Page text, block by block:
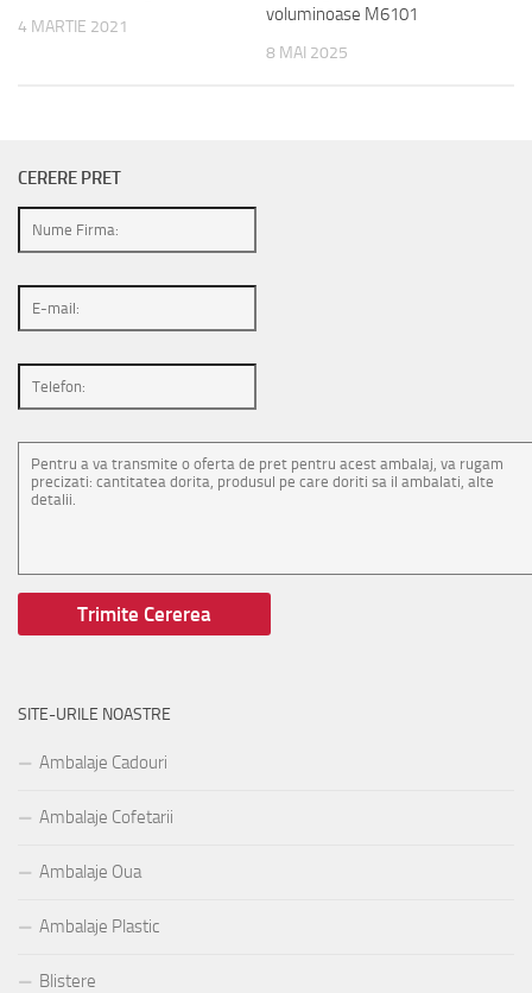
4 MARTIE 2021
voluminoase M6101
8 MAI 2025
CERERE PRET
SITE-URILE NOASTRE
Ambalaje Cadouri
Ambalaje Cofetarii
Ambalaje Oua
Ambalaje Plastic
Blistere